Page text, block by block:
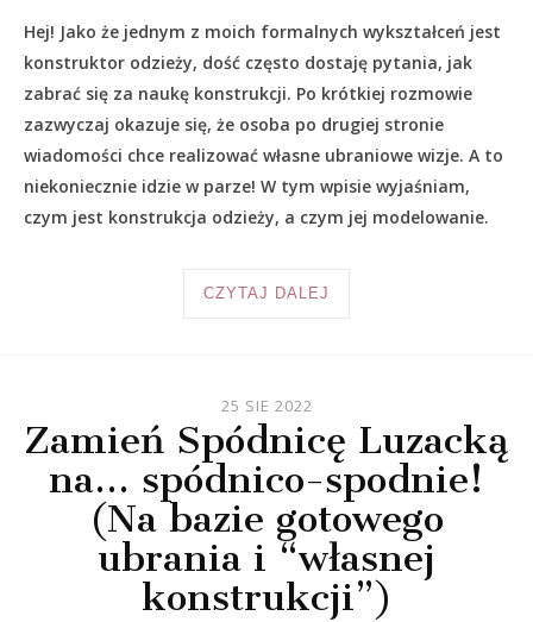
Hej! Jako że jednym z moich formalnych wykształceń jest
konstruktor odzieży, dość często dostaję pytania, jak
zabrać się za naukę konstrukcji. Po krótkiej rozmowie
zazwyczaj okazuje się, że osoba po drugiej stronie
wiadomości chce realizować własne ubraniowe wizje. A to
niekoniecznie idzie w parze! W tym wpisie wyjaśniam,
czym jest konstrukcja odzieży, a czym jej modelowanie.
CZYTAJ DALEJ
25 SIE 2022
Zamień Spódnicę Luzacką
na… spódnico-spodnie!
(Na bazie gotowego
ubrania i “własnej
konstrukcji”)